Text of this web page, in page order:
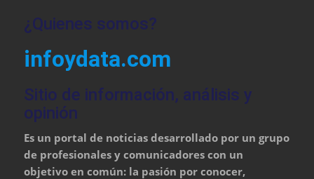
¿Quienes somos?
infoydata.com
Sitio de información, análisis y
opinión
Es un portal de noticias desarrollado por un grupo
de profesionales y comunicadores con un
objetivo en común: la pasión por conocer,